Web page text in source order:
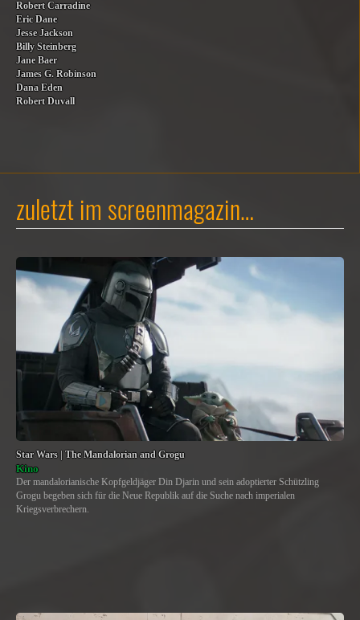
Robert Carradine
Eric Dane
Jesse Jackson
Billy Steinberg
Jane Baer
James G. Robinson
Dana Eden
Robert Duvall
zuletzt im screenmagazin…
Star Wars | The Mandalorian and Grogu
Kino
Der mandalorianische Kopfgeldjäger Din Djarin und sein adoptierter Schützling
Grogu begeben sich für die Neue Republik auf die Suche nach imperialen
Kriegsverbrechern.